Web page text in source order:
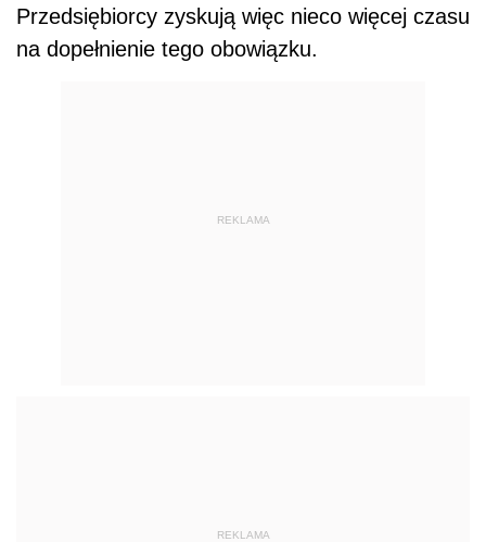
Przedsiębiorcy zyskują więc nieco więcej czasu
na dopełnienie tego obowiązku.
REKLAMA
REKLAMA